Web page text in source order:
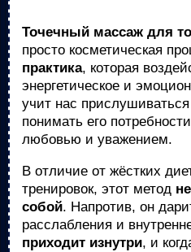
Точечный массаж для
просто косметическая
практика, которая
энергетическое и
учит нас
понимать его
любовью и уважением.
В отличие от жёстких
тренировок, этот метод
собой. Напротив, он
расслабления и
приходит изнутри, и